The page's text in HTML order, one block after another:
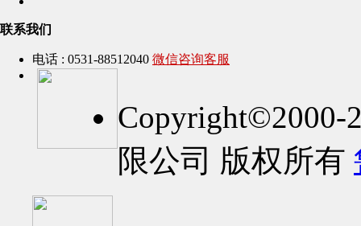
联系我们
电话 : 0531-88512040 微信咨询客服
Copyright©2000-
限公司 版权所有